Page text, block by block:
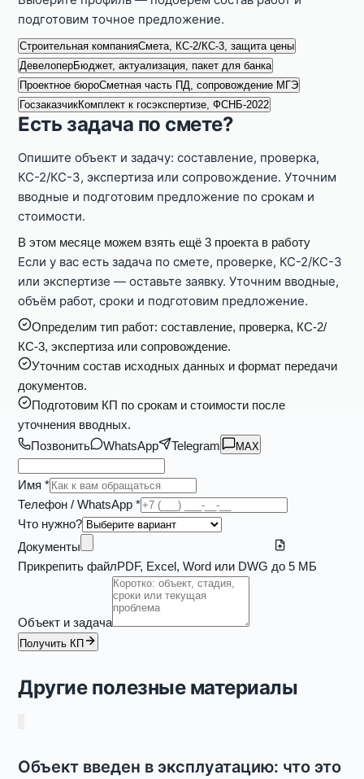
подготовим точное предложение.
Строительная компанияСмета, КС-2/КС-3, защита цены
ДевелоперБюджет, актуализация, пакет для банка
Проектное бюроСметная часть ПД, сопровождение МГЭ
ГосзаказчикКомплект к госэкспертизе, ФСНБ-2022
Есть задача по смете?
Опишите объект и задачу: составление, проверка,
КС-2/КС-3, экспертиза или сопровождение. Уточним
вводные и подготовим предложение по срокам и
стоимости.
В этом месяце можем взять ещё 3 проекта в работу
Если у вас есть задача по смете, проверке, КС-2/КС-3
или экспертизе — оставьте заявку. Уточним вводные,
объём работ, сроки и подготовим предложение.
Определим тип работ: составление, проверка, КС-2/
КС-3, экспертиза или сопровождение.
Уточним состав исходных данных и формат передачи
документов.
Подготовим КП по срокам и стоимости после
уточнения вводных.
Позвонить
WhatsApp Telegram MAX
Имя *
Телефон / WhatsApp *
Что нужно?
Документы
Прикрепить файлPDF, Excel, Word или DWG до 5 МБ
Объект и задача
Получить КП
Другие полезные материалы
Объект введен в эксплуатацию: что это